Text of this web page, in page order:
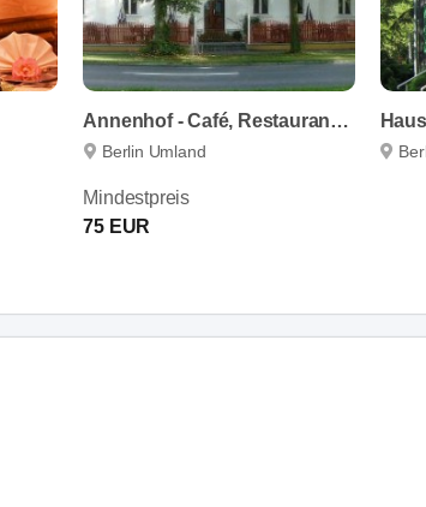
Annenhof - Café, Restaurant, Festscheune & Hotel
Berlin Umland
Mindestpreis
75 EUR